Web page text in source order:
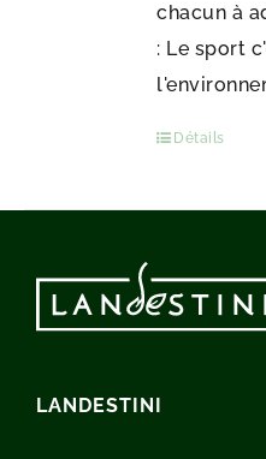
chacun à
: Le sport
Détails
LANDESTINI